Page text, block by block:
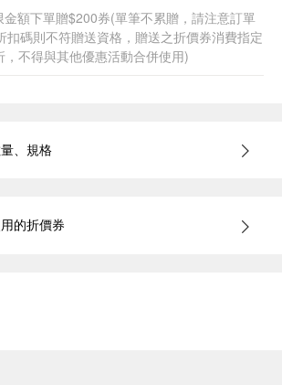
額下單贈$200券(單筆不累贈，請注意訂單
扣碼則不符贈送資格，贈送之折價券消費指定
不得與其他優惠活動合併使用)
、規格
的折價券